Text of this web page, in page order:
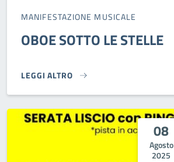
MANIFESTAZIONE MUSICALE
OBOE SOTTO LE STELLE
LEGGI ALTRO
OBOE SOTTO LE STELLE}
08
Agosto
2025